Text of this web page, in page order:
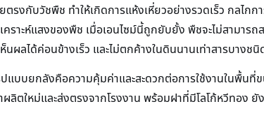
ยตรงกับวัชพืช ทำให้เกิดการแห้งเหี่ยวอย่างรวดเร็ว กล
ราะห์แสงของพืช เมื่อเอนไซม์นี้ถูกยับยั้ง พืชจะไม่สามาร
ผลได้ค่อนข้างเร็ว และไม่ตกค้างในดินนานเท่าสารบางชนิ
บบยกลังคือความคุ้มค่าและสะดวกต่อการใช้งานในพื้น
ลิตใหม่และส่งตรงจากโรงงาน พร้อมฝาที่มีโลโก้หวีทอ